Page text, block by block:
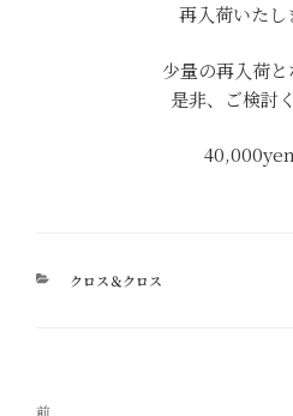
再入荷いたし
少量の再入荷と
是非、ご検討
カ
クロス＆クロス
投
前